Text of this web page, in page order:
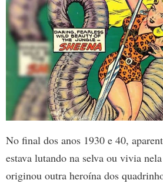
No final dos anos 1930 e 40,
estava lutando na selva ou vivia
originou outra heroína dos